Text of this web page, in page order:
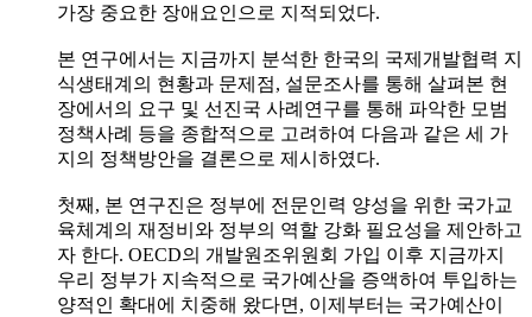
가장 중요한 장애요인으로 지적되었다.
본 연구에서는 지금까지 분석한 한국의 국제개발협력 지
식생태계의 현황과 문제점, 설문조사를 통해 살펴본 현
장에서의 요구 및 선진국 사례연구를 통해 파악한 모범
정책사례 등을 종합적으로 고려하여 다음과 같은 세 가
지의 정책방안을 결론으로 제시하였다.
첫째, 본 연구진은 정부에 전문인력 양성을 위한 국가교
육체계의 재정비와 정부의 역할 강화 필요성을 제안하고
자 한다. OECD의 개발원조위원회 가입 이후 지금까지
우리 정부가 지속적으로 국가예산을 증액하여 투입하는
양적인 확대에 치중해 왔다면, 이제부터는 국가예산이